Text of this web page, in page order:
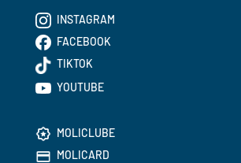
INSTAGRAM
FACEBOOK
TIKTOK
YOUTUBE
MOLICLUBE
MOLICARD